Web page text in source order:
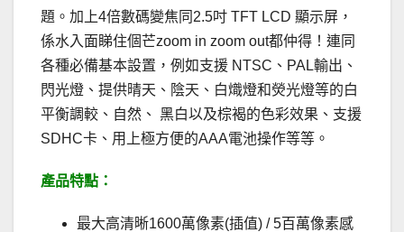
題。加上4倍數碼變焦同2.5吋 TFT LCD 顯示屏，
係水入面睇住個芒zoom in zoom out都仲得！連同
各種必備基本設置，例如支援 NTSC、PAL輸出、
閃光燈、提供晴天、陰天、白熾燈和熒光燈等的白
平衡調較、自然、 黑白以及棕褐的色彩效果、支援
SDHC卡、用上極方便的AAA電池操作等等。
產品特點：
最大高清晰1600萬像素(插值) / 5百萬像素感